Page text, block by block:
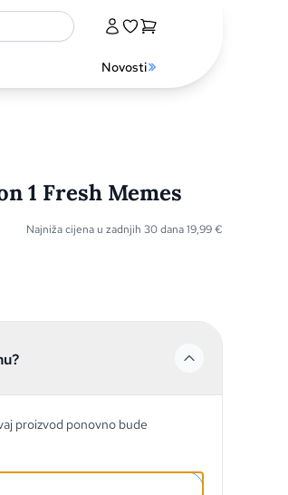
Novosti
1 Fresh Memes
Najniža cijena u zadnjih 30 dana19,99€
proizvod ponovno bude